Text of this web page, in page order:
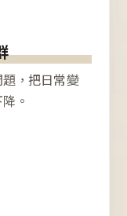
，把日常變
。